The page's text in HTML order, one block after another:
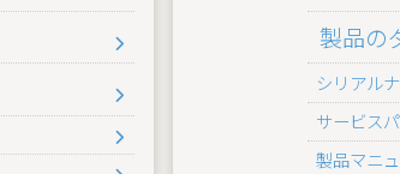
製品の
シリアル
サービス
製品マニ